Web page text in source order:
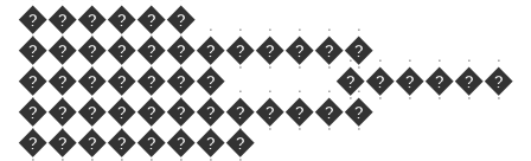
������
������������
������� ������
������������
��������